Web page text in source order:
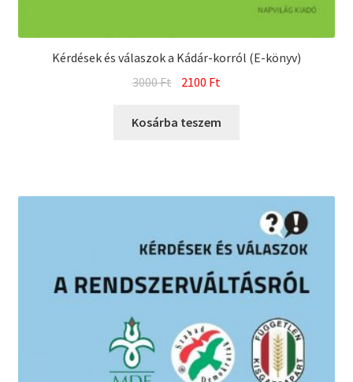
Kérdések és válaszok a Kádár-korról (E-könyv)
3000Ft Original
was:
2100 Ft
is:
Kosárba teszem